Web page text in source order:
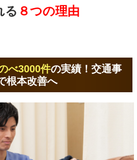
る ８つの理由
べ3000件の実績！交通事
根本改善へ